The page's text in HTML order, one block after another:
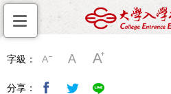
字級：
分享：